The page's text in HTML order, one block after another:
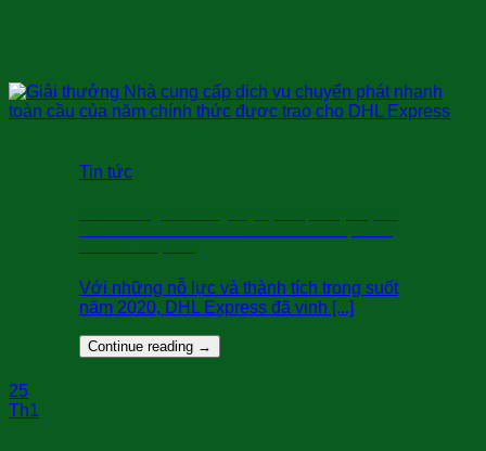
Tin tức
Với những nỗ lực và thành tích trong suốt
năm 2020, DHL Express đã vinh [...]
Continue reading →
25
Th1